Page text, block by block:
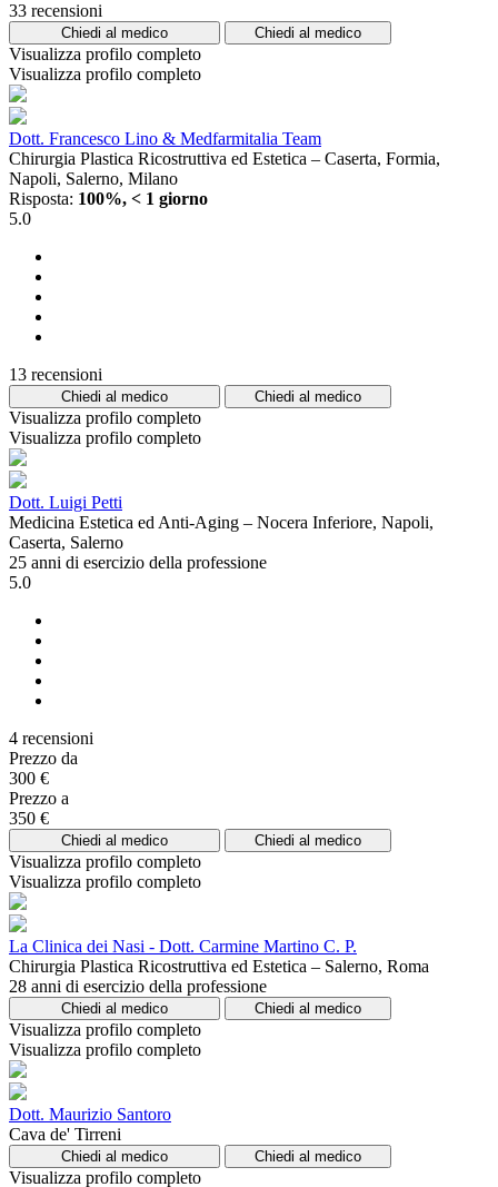
33 recensioni
Chiedi al medico Chiedi al medico
Visualizza profilo completo
Visualizza profilo completo
Dott. Francesco Lino & Medfarmitalia Team
Chirurgia Plastica Ricostruttiva ed Estetica – Caserta, Formia,
Napoli, Salerno, Milano
Risposta: 100%, < 1 giorno
5.0
13 recensioni
Chiedi al medico Chiedi al medico
Visualizza profilo completo
Visualizza profilo completo
Dott. Luigi Petti
Medicina Estetica ed Anti-Aging – Nocera Inferiore, Napoli,
Caserta, Salerno
25 anni di esercizio della professione
5.0
4 recensioni
Prezzo da
300 €
Prezzo a
350 €
Chiedi al medico Chiedi al medico
Visualizza profilo completo
Visualizza profilo completo
La Clinica dei Nasi - Dott. Carmine Martino C. P.
Chirurgia Plastica Ricostruttiva ed Estetica – Salerno, Roma
28 anni di esercizio della professione
Chiedi al medico Chiedi al medico
Visualizza profilo completo
Visualizza profilo completo
Dott. Maurizio Santoro
Cava de' Tirreni
Chiedi al medico Chiedi al medico
Visualizza profilo completo